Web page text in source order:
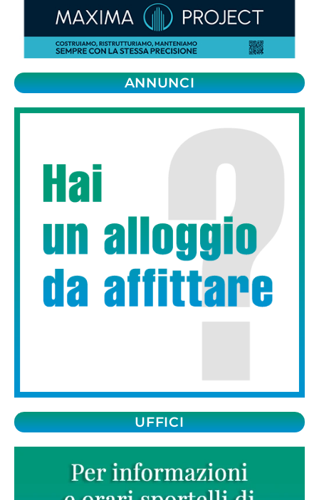
ANNUNCI
UFFICI